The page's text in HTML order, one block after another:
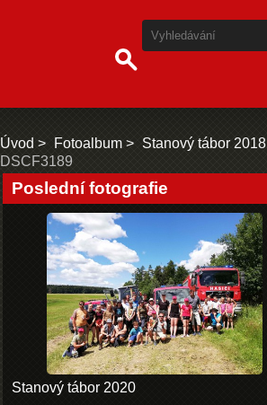
Úvod Fotoalbum
Stanový tábor 2018
DSCF3189
Poslední fotografie
Stanový tábor 2020